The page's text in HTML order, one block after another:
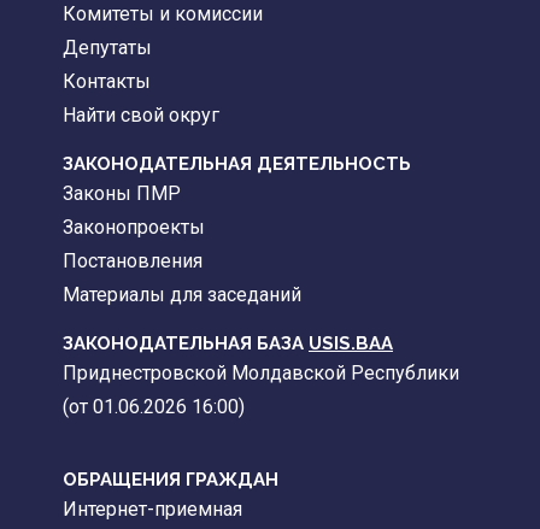
Комитеты и комиссии
Депутаты
Контакты
Найти свой округ
ЗАКОНОДАТЕЛЬНАЯ ДЕЯТЕЛЬНОСТЬ
Законы ПМР
Законопроекты
Постановления
Материалы для заседаний
ЗАКОНОДАТЕЛЬНАЯ БАЗА USIS.BAA
Приднестровской Молдавской Республики
(от 01.06.2026 16:00)
ОБРАЩЕНИЯ ГРАЖДАН
Интернет-приемная